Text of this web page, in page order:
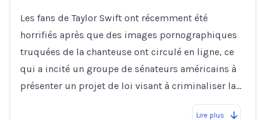
Les fans de Taylor Swift ont récemment été
horrifiés après que des images pornographiques
truquées de la chanteuse ont circulé en ligne, ce
qui a incité un groupe de sénateurs américains à
présenter un projet de loi visant à criminaliser la…
Lire plus